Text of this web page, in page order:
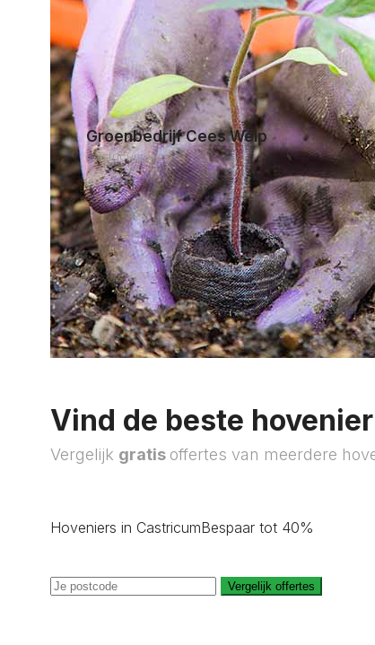
Groenbedrijf Cees Welp
Castricum
Vind de beste
Vergelijk gratis offertes van meerdere
Hoveniers in CastricumBespaar tot 40%
Vergelijk offertes